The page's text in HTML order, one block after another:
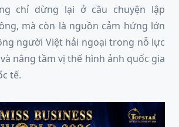
chỉ dừng lại ở câu chuyện lập
mà còn là nguồn cảm hứng lớn
người Việt hải ngoại trong nỗ lực
nâng tầm vị thế hình ảnh quốc gia
tế.